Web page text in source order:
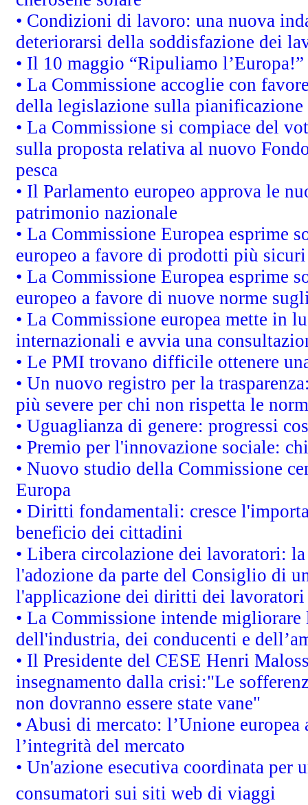
• Condizioni di lavoro: una nuova
deteriorarsi della soddisfazione dei
• Il 10 maggio “Ripuliamo l’Europa!”
• La Commissione accoglie con
della legislazione sulla
• La Commissione si compiace del
sulla proposta relativa al nuovo
pesca
• Il Parlamento europeo approva le
patrimonio nazionale
• La Commissione Europea esprime
europeo a favore di prodotti più
• La Commissione Europea esprime
europeo a favore di nuove norme
• La Commissione europea mette in
internazionali e avvia una
• Le PMI trovano difficile ottenere
• Un nuovo registro per la
più severe per chi non rispetta le
• Uguaglianza di genere: progressi
• Premio per l'innovazione sociale:
• Nuovo studio della Commissione
Europa
• Diritti fondamentali: cresce
beneficio dei cittadini
• Libera circolazione dei lavoratori:
l'adozione da parte del Consiglio di
l'applicazione dei diritti dei lavoratori
• La Commissione intende
dell'industria, dei conducenti e
• Il Presidente del CESE Henri
insegnamento dalla crisi:"Le
non dovranno essere state vane"
• Abusi di mercato: l’Unione
l’integrità del mercato
• Un'azione esecutiva coordinata
consumatori sui siti web di viaggi